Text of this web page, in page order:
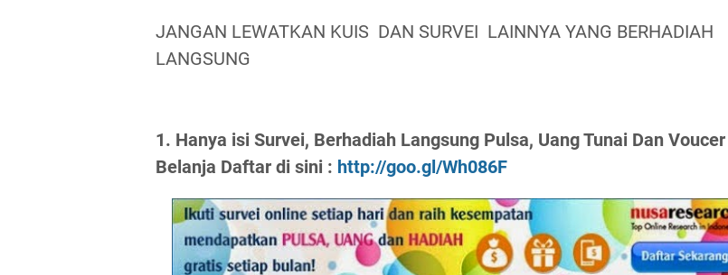
JANGAN LEWATKAN KUIS DAN SURVEI LAINNYA YANG BERHADIAH
LANGSUNG
1. Hanya isi Survei, Berhadiah Langsung Pulsa, Uang Tunai Dan Voucer
Belanja Daftar di sini : http://goo.gl/Wh086F